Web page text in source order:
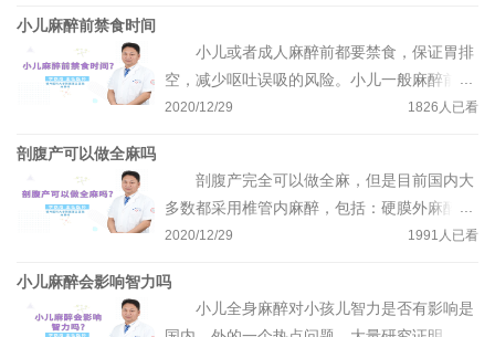
少药物入血的几率。
呼吸，因此麻醉很安全。
小儿麻醉前禁食时间
小儿或者成人麻醉前都要禁食，保证胃排
空，减少呕吐误吸的风险。小儿一般麻醉前2
小时之内不要喝清水，4小时之内不要吃母
儿代谢较快，禁食水容易造成脱水，可通过静
脉补液的方式来补给。
2020/12/29 1826 人已看
剖腹产可以做全麻吗
剖腹产完全可以做全麻，但是目前国内大
多数都采用椎管内麻醉，包括：硬膜外麻醉和
腰麻，。全身麻醉也比较安全，适用于一些特
南方一些医院做全身麻醉使用较多，全身麻醉
用药时，一定要考虑药物对胎儿的影响，药物
2020/12/29 1991 人已看
小儿麻醉会影响智力吗
小儿全身麻醉对小孩儿智力是否有影响是